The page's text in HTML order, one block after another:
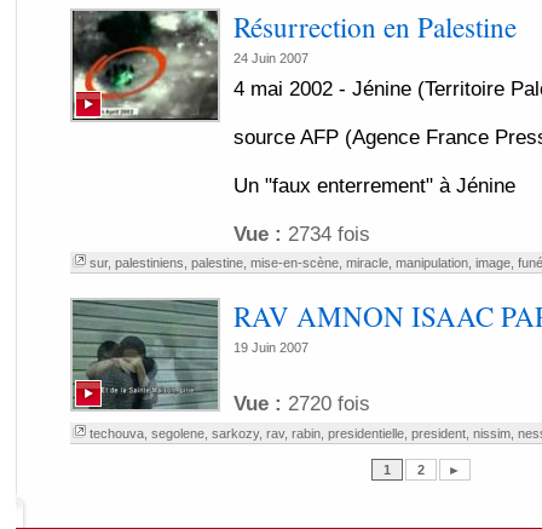
Résurrection en Palestine
24 Juin 2007
4 mai 2002 - Jénine (Territoire
source AFP (Agence France
Un "faux enterrement" à Jénine
Vue : 2734 fois
sur, palestiniens palestine, mise-en-scène, miracle, manipulation, image,
RAV AMNON ISAAC
19 Juin 2007
Vue : 2720 fois
techouva, segolene, sarkozy, rav, rabin, presidentielle, president, nissim,
1 2 ►